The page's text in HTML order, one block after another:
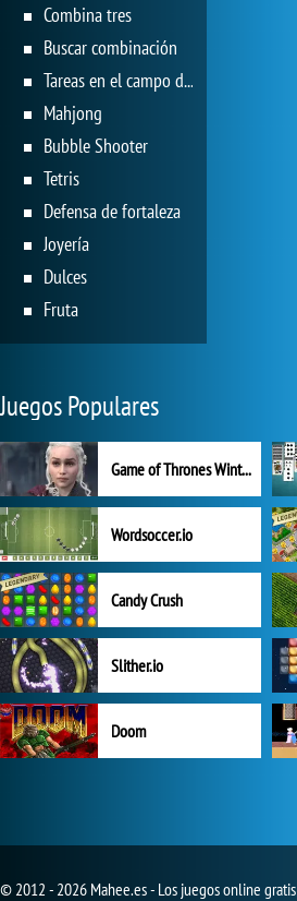
Combina tres
Buscar combinación
Tareas en el campo de juego
Mahjong
Bubble Shooter
Tetris
Defensa de fortaleza
Joyería
Dulces
Fruta
Juegos Populares
Game of Thrones Winter is Coming
Wordsoccer.io
Candy Crush
Slither.io
Doom
© 2012 - 2026 Mahee.es - Los juegos online gratis